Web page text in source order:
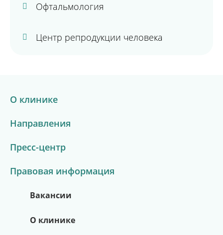
Офтальмология
Центр репродукции человека
О клинике
Направления
Пресс-центр
Правовая информация
Вакансии
О клинике